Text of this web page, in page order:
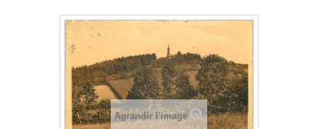
Agrandir l'image